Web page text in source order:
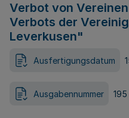
Verbot von
Verbots der
Leverkusen"
Ausfertigungsdatum
Ausgabennummer 195